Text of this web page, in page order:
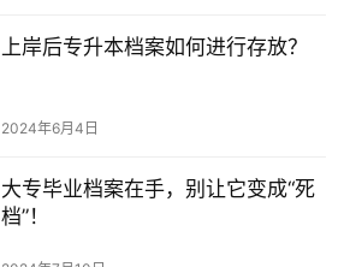
上岸后专升本档案如何进行存放？
2024年6月4日
大专毕业档案在手，别让它变成“死
档”！